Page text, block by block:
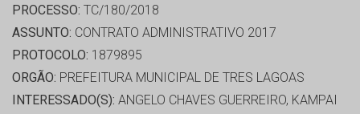
PROCESSO: TC/180/2018
ASSUNTO: CONTRATO ADMINISTRATIVO 2017
PROTOCOLO: 1879895
ORGÃO: PREFEITURA MUNICIPAL DE TRES LAGOAS
INTERESSADO(S): ANGELO CHAVES GUERREIRO, KAMPAI